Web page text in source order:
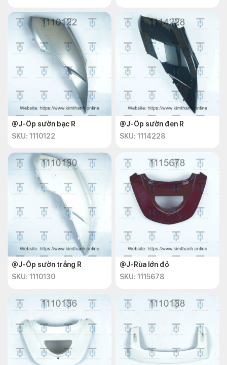
@J-Ốp sườn bạc R
SKU: 1110122
@J-Ốp sườn đen R
SKU: 1114228
@J-Ốp sườn trắng R
SKU: 1110130
@J-Rùa lớn đỏ
SKU: 1115678